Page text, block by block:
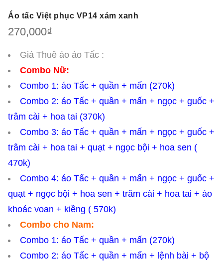
Áo tấc Việt phục VP14 xám xanh
270,000₫
Giá Thuê áo áo Tấc :
Combo Nữ:
Combo 1: áo Tấc + quần + mấn (270k)
Combo 2: áo Tấc + quần + mấn + ngọc + guốc +
trâm cài + hoa tai (370k)
Combo 3: áo Tấc + quần + mấn + ngọc + guốc +
trâm cài + hoa tai + quạt + ngọc bội + hoa sen (
470k)
Combo 4: áo Tấc + quần + mấn + ngọc + guốc +
quạt + ngọc bội + hoa sen + trăm cài + hoa tai + áo
khoác voan + kiềng ( 570k)
Combo cho Nam:
Combo 1: áo Tấc + quần + mấn (270k)
Combo 2: áo Tấc + quần + mấn + lệnh bài + bộ